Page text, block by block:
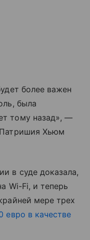
более важен
была
тому назад», —
Патришия Хьюм
в суде доказала,
Wi-Fi, и теперь
мере трех
евро в качестве